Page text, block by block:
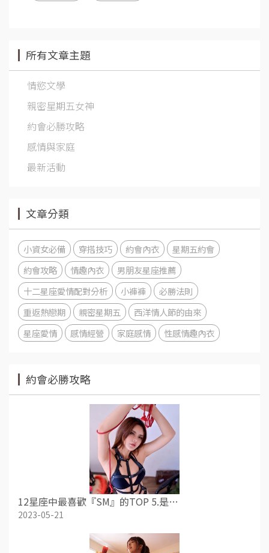
所有文章主題
情慾文學
親密星期五女神
約會必勝攻略
感情與家庭
最新活動
文章分類
小資女必備 穿搭技巧 約會內衣
星期五約會
約會攻略
情趣內衣
男朋友星座推薦
十二星座愛情配對分析
小褲褲
必勝法則
重返熱戀期
親密星期五
西洋情人節的由來
星座愛情
感情經營 家庭感情 性感情趣內衣
約會必勝攻略
12星座中最喜歡『SM』的TOP 5.是…
2023-05-21